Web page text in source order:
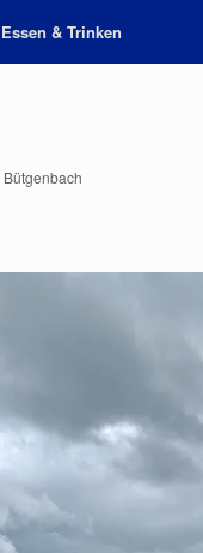
Essen & Trinken
Bütgenbach